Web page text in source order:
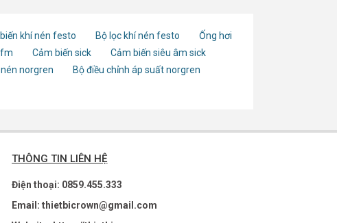
khí nén festo Bộ lọc khí nén festo
Ống hơi
Cảm biến sick
Cảm biến siêu âm sick
norgren
Bộ điều chỉnh áp suất norgren
THÔNG TIN LIÊN HỆ
Điện thoại: 0859.455.333
Email: thietbicrown@gmail.com